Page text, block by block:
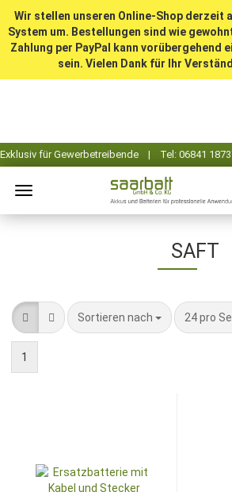
Wir stellen unseren Online-Shop derzeit
System um. Bestellungen sind wie
Zahlung per PayPal kann vorübergehend
sein. Vielen Dank für Ihr
SAFT
Sortieren nach
Sortieren nach 24 pro
pro Seite
1